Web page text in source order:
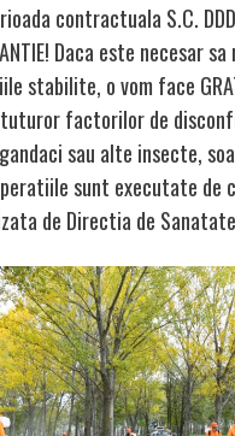
contractuala S.C.
! Daca este necesar
stabilite, o vom face
factorilor de
sau alte insecte,
sunt executate de
de Directia de